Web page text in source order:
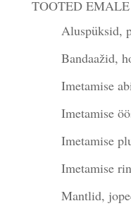
TOOTED EMALE
Aluspüksid,
Bandaažid,
Imetamise
Imetamise
Imetamise
Imetamise
Mantlid,